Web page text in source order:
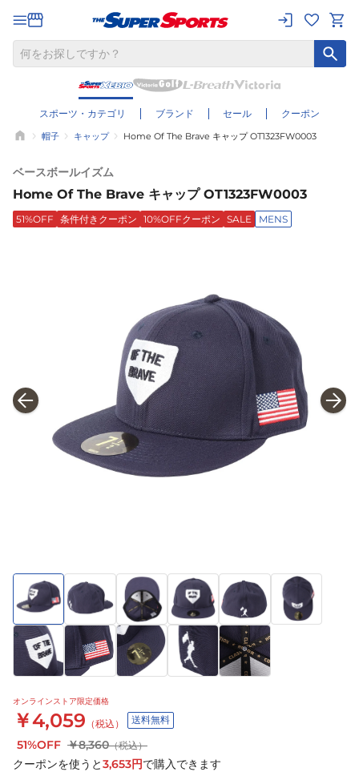
スポーツ・カテゴリ ブランド セール クーポン
帽子 キャップ Home Of The Brave キャップ OT1323FW0003
ベースボールイズム
Home Of The Brave キャップ OT1323FW0003
51%OFF 条件付きクーポン 10%OFFクーポン SALE MENS
オンラインストア限定価格
￥4,059 （税込） 送料無料
51%OFF ￥8,360（税込）
クーポンを使うと3,653円で購入できます